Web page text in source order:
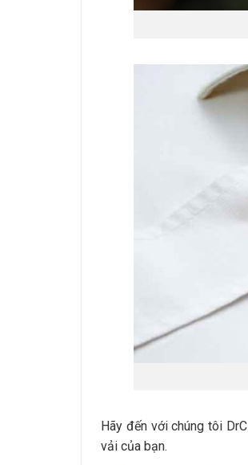
Hãy đến với chúng tôi
vải của bạn.